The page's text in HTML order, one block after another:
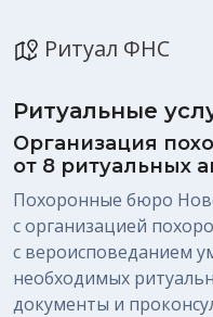
Ритуал ФНС
Ритуальные
Организация
от 8 ритуальных
Похоронные бюро
с организацией
с вероисповеданием
необходимых
документы и